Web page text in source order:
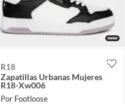
R18
Zapatillas Urbanas Mujeres
R18-Xw006
Por Footloose